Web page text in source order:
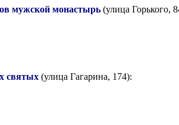
мужской монастырь (улица Горького,
святых (улица Гагарина, 174):